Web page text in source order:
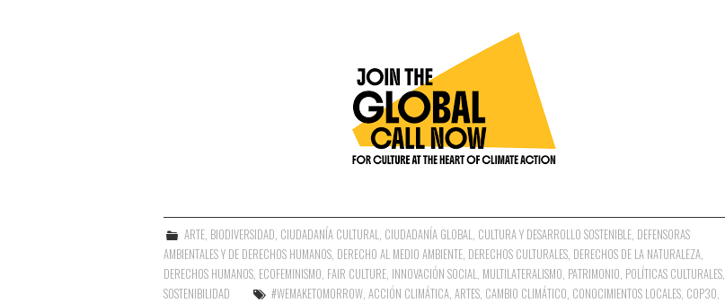
ARTE, BIODIVERSIDAD, CIUDADANÍA CULTURAL, CIUDADANÍA GLOBAL, CULTURA Y DESARROLLO SOSTENIBLE, DEFENSORAS
AMBIENTALES Y DE DERECHOS HUMANOS, DERECHO AL MEDIO AMBIENTE, DERECHOS CULTURALES, DERECHOS DE LA NATURALEZA,
DERECHOS HUMANOS, ECOFEMINISMO, FAIR CULTURE, INNOVACIÓN SOCIAL, MULTILATERALISMO, PATRIMONIO, POLÍTICAS CULTURALES,
SOSTENIBILIDAD
#WEMAKETOMORROW,ACCIÓN CLIMÁTICA,ARTES, CAMBIO CLIMÁTICO, CONOCIMIENTOS LOCALES, COP30,